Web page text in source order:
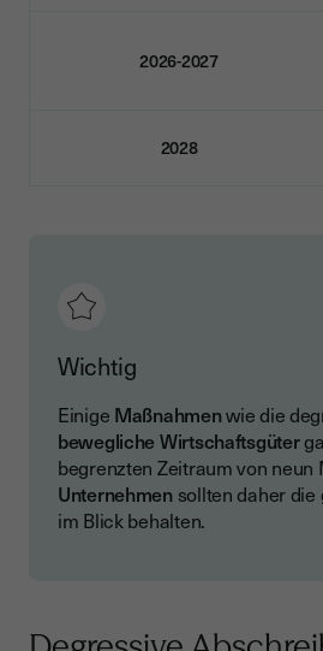
2026-2027
2028
Wichtig
Einige Maßnahmenwie die
bewegliche Wirtschaftsgüter
begrenzten Zeitraum von neun
Unternehmensollten daher die
im Blick behalten.